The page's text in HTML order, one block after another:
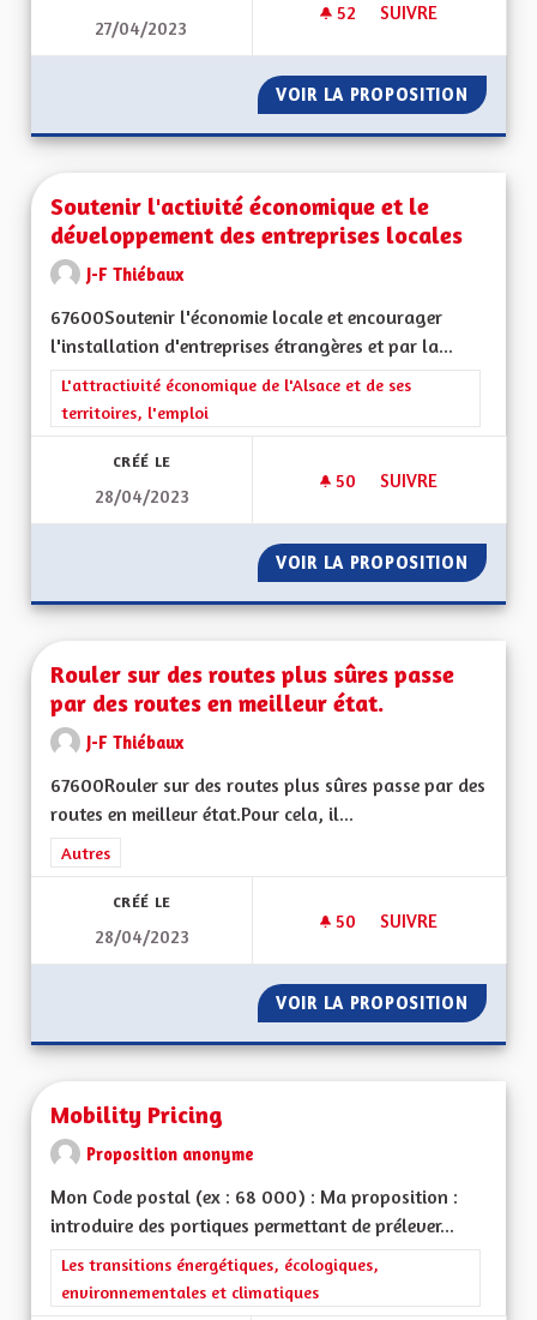
27/04/2023
52 52 ABONNÉS
SUIVRE
VOIR LA PROPOSITION UNE
Soutenir l'activité économique et le
développement des entreprises locales
J-F Thiébaux
67600Soutenir l'économie locale et encourager
l'installation d'entreprises étrangères et par la...
Filtrer les résultats de la catégorie : L'attractivité
L'attractivité économique de l'Alsace et de ses
territoires, l'emploi
CRÉÉ LE
28/04/2023
50 50 ABONNÉS
SUIVRE
VOIR LA PROPOSITION
Rouler sur des routes plus sûres passe
par des routes en meilleur état.
J-F Thiébaux
67600Rouler sur des routes plus sûres passe par des
routes en meilleur état.Pour cela, il...
Filtrer les résultats de la catégorie : Autres
Autres
CRÉÉ LE
28/04/2023
50 50 ABONNÉS
SUIVRE
VOIR LA PROPOSITION
Mobility Pricing
Proposition anonyme
Mon Code postal (ex : 68 000) : Ma proposition :
introduire des portiques permettant de prélever...
Filtrer les résultats de la catégorie : Les transitions
Les transitions énergétiques, écologiques,
environnementales et climatiques